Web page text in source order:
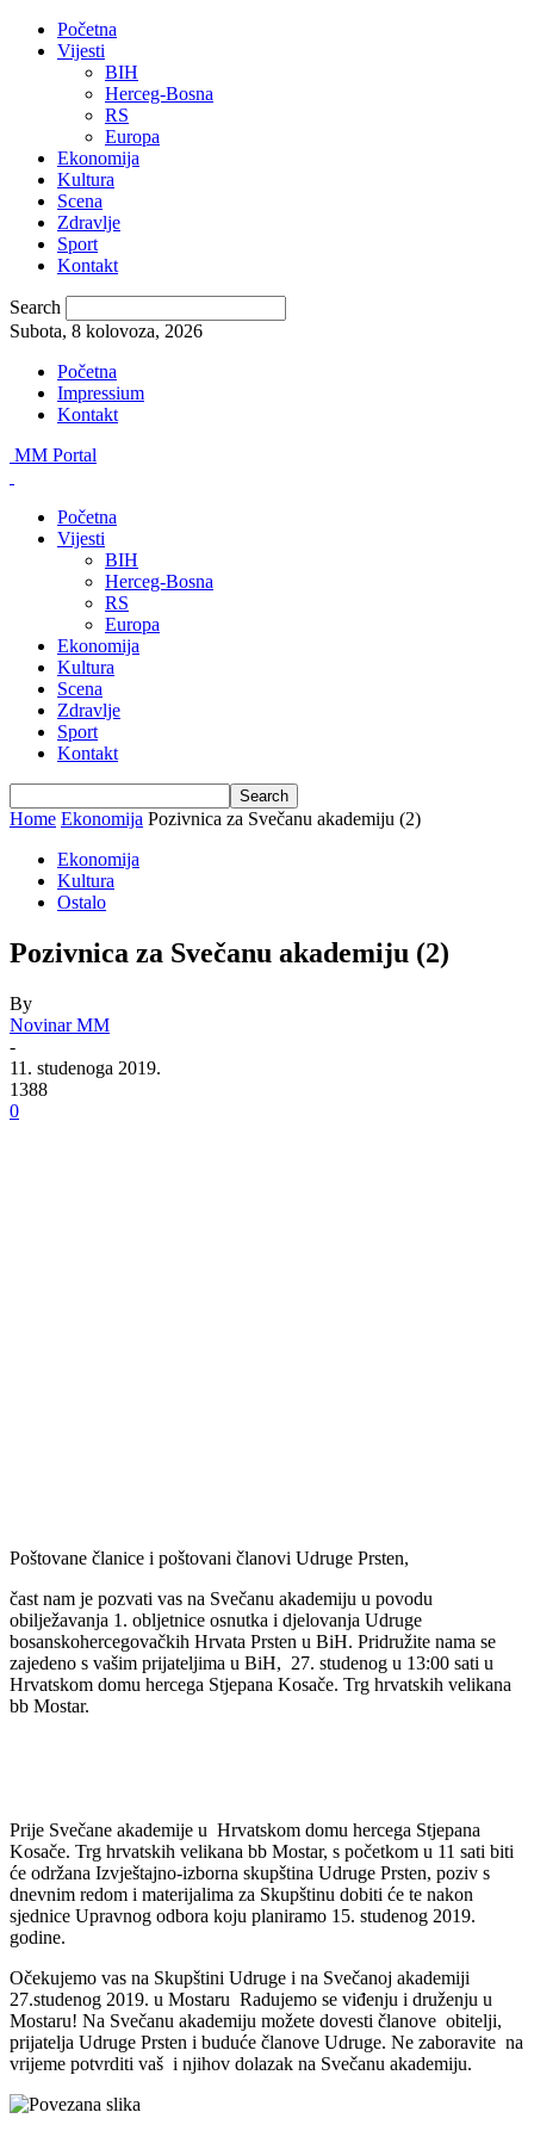
Početna
Vijesti
BIH
Herceg-Bosna
RS
Europa
Ekonomija
Kultura
Scena
Zdravlje
Sport
Kontakt
Search
Subota, 8 kolovoza, 2026
Početna
Impressium
Kontakt
MM Portal
Početna
Vijesti
BIH
Herceg-Bosna
RS
Europa
Ekonomija
Kultura
Scena
Zdravlje
Sport
Kontakt
Home Ekonomija Pozivnica za Svečanu akademiju (2)
Ekonomija
Kultura
Ostalo
Pozivnica za Svečanu akademiju (2)
By
Novinar MM
-
11. studenoga 2019.
1388
0
Poštovane članice i poštovani članovi Udruge Prsten,
čast nam je pozvati vas na Svečanu akademiju u povodu
obilježavanja 1. obljetnice osnutka i djelovanja Udruge
bosanskohercegovačkih Hrvata Prsten u BiH. Pridružite nama se
zajedeno s vašim prijateljima u BiH, 27. studenog u 13:00 sati u
Hrvatskom domu hercega Stjepana Kosače. Trg hrvatskih velikana
bb Mostar.
Prije Svečane akademije u Hrvatskom domu hercega Stjepana
Kosače. Trg hrvatskih velikana bb Mostar, s početkom u 11 sati biti
će održana Izvještajno-izborna skupština Udruge Prsten, poziv s
dnevnim redom i materijalima za Skupštinu dobiti će te nakon
sjednice Upravnog odbora koju planiramo 15. studenog 2019.
godine.
Očekujemo vas na Skupštini Udruge i na Svečanoj akademiji
27.studenog 2019. u Mostaru Radujemo se viđenju i druženju u
Mostaru! Na Svečanu akademiju možete dovesti članove obitelji,
prijatelja Udruge Prsten i buduće članove Udruge. Ne zaboravite na
vrijeme potvrditi vaš i njihov dolazak na Svečanu akademiju.